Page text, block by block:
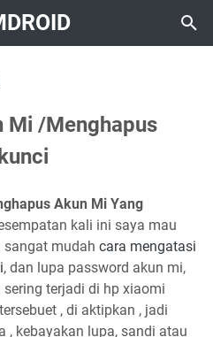
Mi /Menghapus
Akun Mi Yang
kali ini saya mau
sangat mudah cara mengatasi
, dan lupa password akun mi,
terjadi di hp xiaomi
, di aktipkan , jadi
, kebayakan lupa, sandi atau